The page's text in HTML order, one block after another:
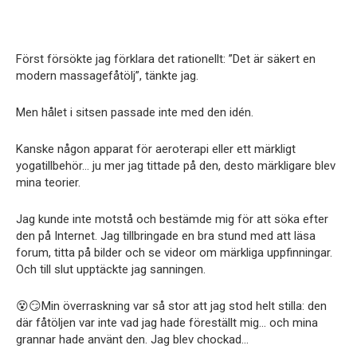
Först försökte jag förklara det rationellt: ”Det är säkert en
modern massagefåtölj”, tänkte jag.
Men hålet i sitsen passade inte med den idén.
Kanske någon apparat för aeroterapi eller ett märkligt
yogatillbehör… ju mer jag tittade på den, desto märkligare blev
mina teorier.
Jag kunde inte motstå och bestämde mig för att söka efter
den på Internet. Jag tillbringade en bra stund med att läsa
forum, titta på bilder och se videor om märkliga uppfinningar.
Och till slut upptäckte jag sanningen.
😵😏Min överraskning var så stor att jag stod helt stilla: den
där fåtöljen var inte vad jag hade föreställt mig… och mina
grannar hade använt den. Jag blev chockad…